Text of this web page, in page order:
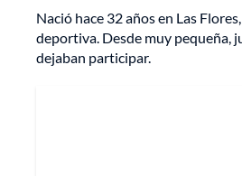
Nació hace 32 años en Las
deportiva. Desde muy pequeña,
dejaban participar.